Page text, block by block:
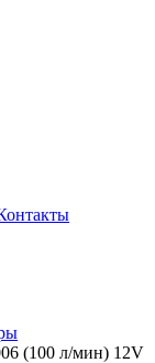
(100 л/мин) 12V